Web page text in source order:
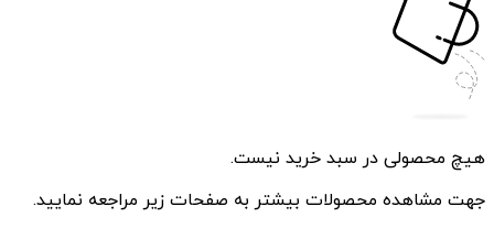
هیچ محصولی در سبد خرید نیست.
جهت مشاهده محصولات بیشتر به صفحات زیر مراجعه نمایید.